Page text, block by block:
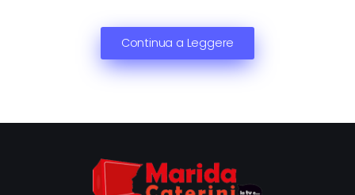
Continua a Leggere